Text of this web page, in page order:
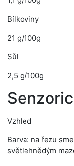
Bílkoviny
21 g/100g
Sůl
2,5 g/100g
Vzhled
Barva: na řezu
světlehnědým